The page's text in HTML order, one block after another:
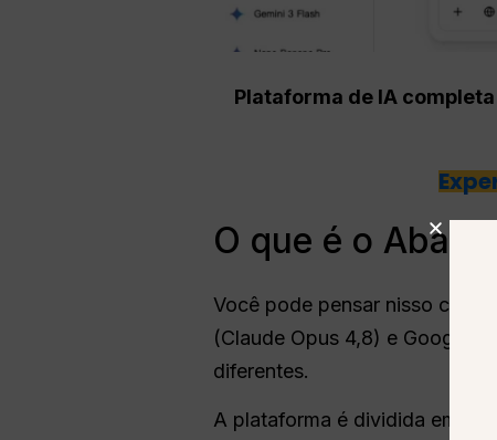
Plataforma de IA
O que é o
Você pode pensar nisso
(Claude Opus 4,8) e Google
diferentes.
A plataforma é dividida em